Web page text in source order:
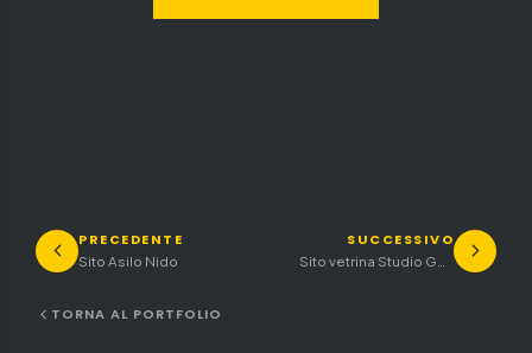
PRECEDENTE
Sito Asilo Nido
SUCCESSIVO
Sito vetrina Studio Geometra ed ingegneria
TORNA AL PORTFOLIO